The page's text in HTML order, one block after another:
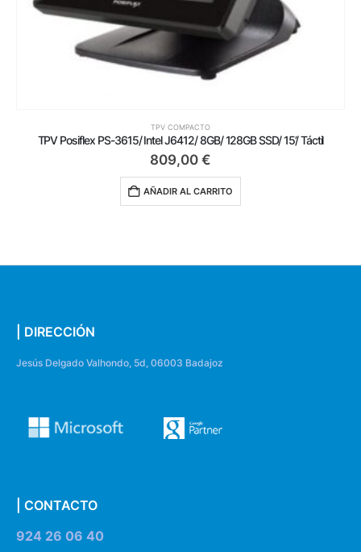
TPV COMPACTO
TPV Posiflex PS-3615/ Intel J6412/ 8GB/ 128GB SSD/ 15’/ Táctil
809,00 €
AÑADIR AL CARRITO
| DIRECCIÓN
Jesús Delgado Valhondo, 5d, 06003 Badajoz
| CONTACTO
924 26 06 40